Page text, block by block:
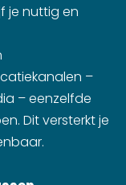
je nuttig en
–
– eenzelfde
Dit versterkt je